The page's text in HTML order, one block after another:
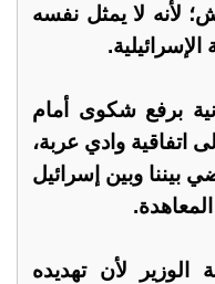
لأنه لا يمثل نفسه
برفع شكوى أمام
اتفاقية وادي عربة،
بيننا وبين إسرائيل
الوزير لأن تهديده